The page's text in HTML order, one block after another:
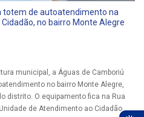
totem de autoatendimento na
no bairro Monte Alegre
municipal, a Águas de Camboriú
no bairro Monte Alegre,
distrito. O equipamento fica na Rua
de Atendimento ao Cidadão.